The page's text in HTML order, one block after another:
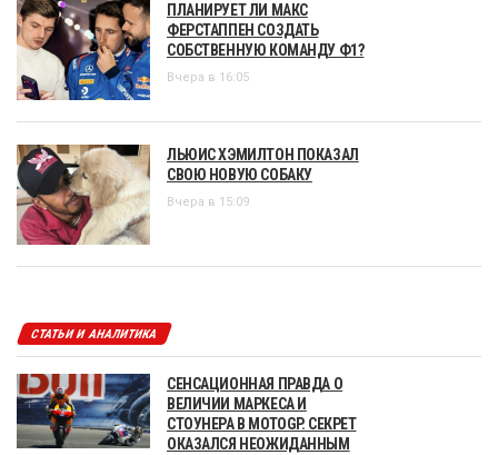
ПЛАНИРУЕТ ЛИ МАКС
ФЕРСТАППЕН СОЗДАТЬ
СОБСТВЕННУЮ КОМАНДУ Ф1?
Вчера в 16:05
ЛЬЮИС ХЭМИЛТОН ПОКАЗАЛ
СВОЮ НОВУЮ СОБАКУ
Вчера в 15:09
СТАТЬИ И АНАЛИТИКА
СЕНСАЦИОННАЯ ПРАВДА О
ВЕЛИЧИИ МАРКЕСА И
СТОУНЕРА В MOTOGP. СЕКРЕТ
ОКАЗАЛСЯ НЕОЖИДАННЫМ